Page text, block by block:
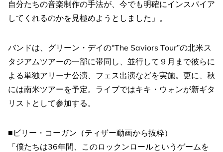
自分たちの音楽制作の手法が、今でも明確にインスパイア
してくれるのかを見極めようとしました」。
バンドは、グリーン・デイの“The Saviors Tour”の北米ス
タジアムツアーの一部に帯同し、並行して９月まで彼らに
よる単独アリーナ公演、フェス出演などを実施。更に、秋
には南米ツアーを予定。ライブではキキ・ウォンが新ギタ
リストとして参加する。
■ビリー・コーガン（ティザー動画から抜粋）
「僕たちは36年間、このロックンロールというゲームを